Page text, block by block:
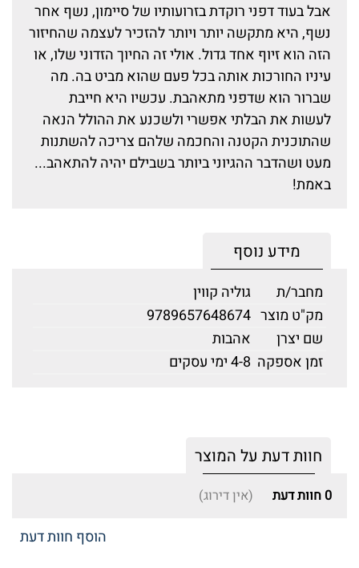
אבל בעוד דפני רוקדת בזרועותיו של סיימון, נשף אחר
נשף, היא מתקשה יותר ויותר להזכיר לעצמה שהחיזור
הזה הוא זיוף אחד גדול. אולי זה החיוך הזדוני שלו, או
עיניו החורכות אותה בכל פעם שהוא מביט בה. מה
שברור הוא שדפני מתאהבת. עכשיו היא חייבת
לעשות את הבלתי אפשרי ולשכנע את ההולל הנאה
שהתוכנית הקטנה והחכמה שלהם צריכה להשתנות
מעט ושהדבר ההגיוני ביותר בשבילם יהיה להתאהב...
באמת!
מידע נוסף
מחבר/ת
גוליה קווין
מק"ט מוצר 9789657648674
שם יצרן
אהבות
זמן אספקה 4-8 ימי עסקים
חוות דעת על המוצר
0 חוות דעת (אין דירוג)
הוסף חוות דעת